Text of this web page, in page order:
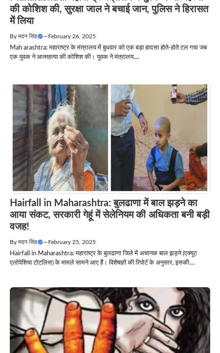
की कोशिश की, सुरक्षा जाल ने बचाई जान, पुलिस ने हिरासत
में लिया
By मदन सिंह — February 26, 2025
Mah arashtra: महाराष्ट्र के मंत्रालय में बुधवार को एक बड़ा हादसा होते-होते टल गया जब
एक युवक ने आत्महत्या की कोशिश की। युवक ने मंत्रालय....
Hairfall in Maharashtra: बुलढाणा में बाल झड़ने का
आया संकट, सरकारी गेहूं में सेलेनियम की अधिकता बनी बड़ी
वजह!
By मदन सिंह — February 25, 2025
Hairfall in Maharashtra: महाराष्ट्र के बुलढाणा जिले में अचानक बाल झड़ने (एक्यूट
एलोपेशिया टोटलिस) के मामले सामने आए हैं। विशेषज्ञों की रिपोर्ट के अनुसार, इसकी....